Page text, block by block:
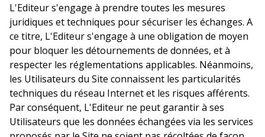
L'Editeur s'engage à prendre toutes les mesures
juridiques et techniques pour sécuriser les échanges. A
ce titre, L'Editeur s'engage à une obligation de moyen
pour bloquer les détournements de données, et à
respecter les réglementations applicables. Néanmoins,
les Utilisateurs du Site connaissent les particularités
techniques du réseau Internet et les risques afférents.
Par conséquent, L'Editeur ne peut garantir à ses
Utilisateurs que les données échangées via les services